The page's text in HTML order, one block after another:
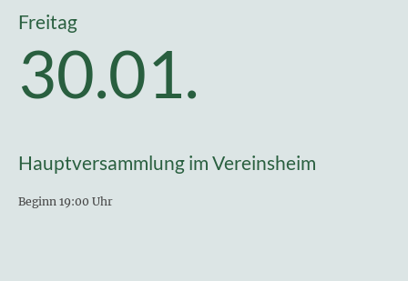
Freitag
30.01.
Hauptversammlung im Vereinsheim
Beginn 19:00 Uhr